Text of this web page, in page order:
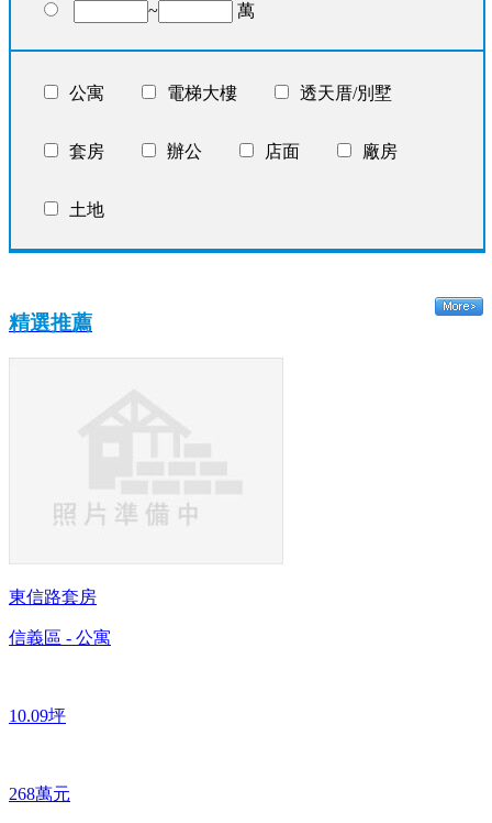
~ 萬
公寓 電梯大樓 透天厝/別墅
套房 辦公 店面 廠房
土地
精選推薦
東信路套房
信義區 - 公寓
10.09坪
268萬元